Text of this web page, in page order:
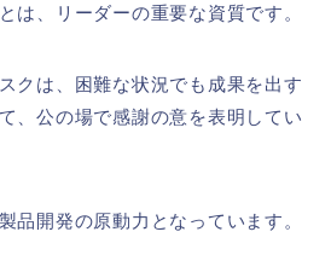
は、リーダーの重要な資質です。
クは、困難な状況でも成果を出す
、公の場で感謝の意を表明してい
品開発の原動力となっています。